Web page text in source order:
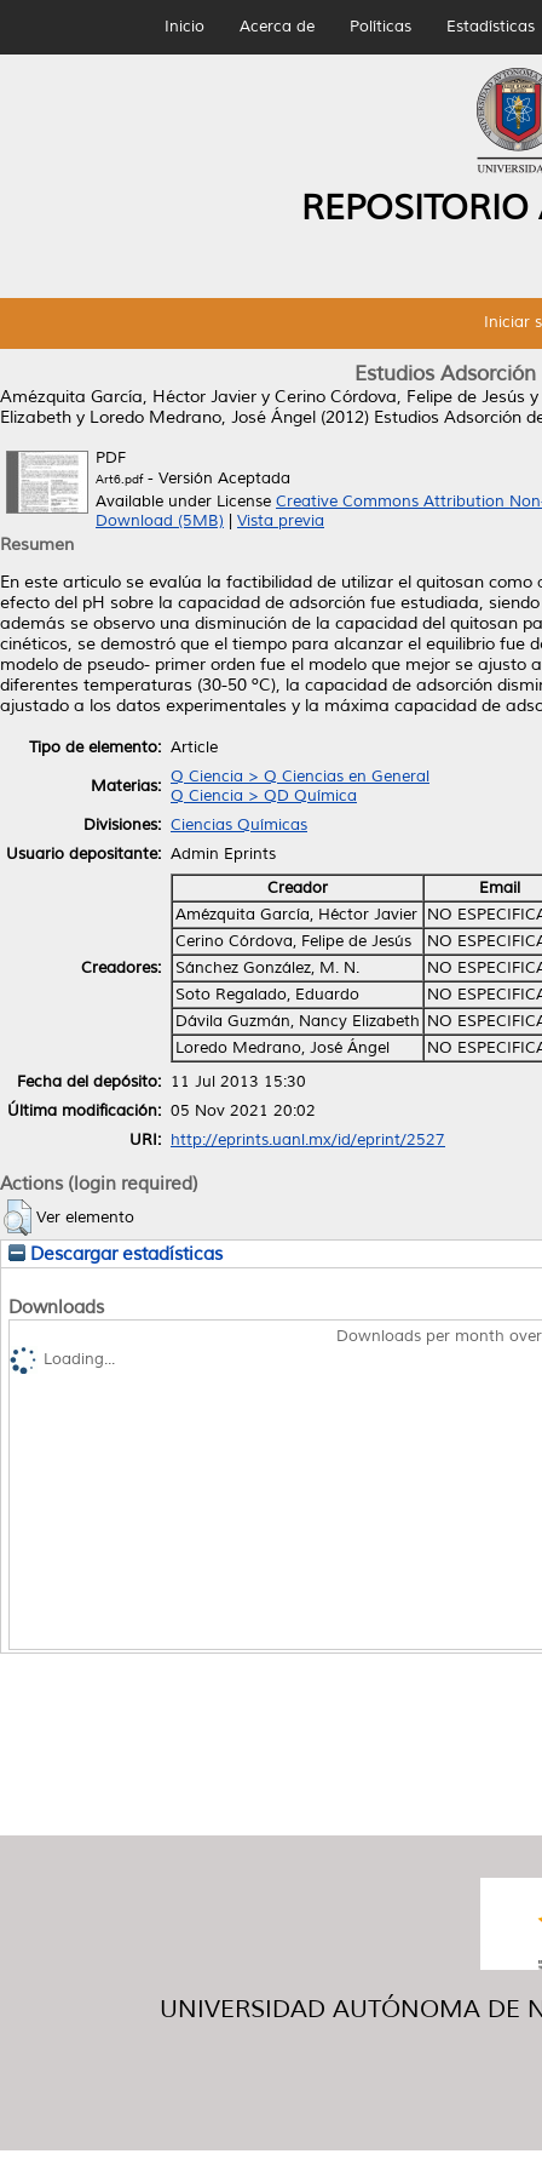
Inicio Acerca de Políticas Estadísticas
Iniciar
Estudios
Amézquita García, Héctor Javier y Cerino Córdova, Felipe de Jesús y
Elizabeth y Loredo Medrano, José Ángel (2012) Estudios Adsorción
PDF
Art6.pdf- Versión Aceptada
Available under License Creative Commons Attribution
Download (5MB)
Vista previa
Resumen
En este articulo se evalúa la factibilidad de utilizar el quitosan
efecto del pH sobre la capacidad de adsorción fue estudiada,
además se observo una disminución de la capacidad del quitosan
cinéticos, se demostró que el tiempo para alcanzar el equilibrio fue
modelo de pseudo- primer orden fue el modelo que mejor se
diferentes temperaturas (30-50 ºC), la capacidad de adsorción
ajustado a los datos experimentales y la máxima capacidad de
Tipo de elemento: Article
Materias: Q Ciencia > Q Ciencias en General
Q Ciencia > QD Química
Divisiones: Ciencias Químicas
Usuario depositante: Admin Eprints
Creadores:
Creador
Email
Amézquita García, Héctor Javier NO
Cerino Córdova, Felipe de Jesús
NO
Sánchez González, M. N.
NO
Soto Regalado, Eduardo
NO
Dávila Guzmán, Nancy Elizabeth NO
Loredo Medrano, José Ángel
NO
Fecha del depósito: 11 Jul 2013 15:30
Última modificación: 05 Nov 2021 20:02
URI: http://eprints.uanl.mx/id/eprint/2527
Actions (login required)
Ver elemento
Descargar estadísticas
Downloads
Downloads per month
Loading...
UNIVERSIDAD AUTÓNOMA DE